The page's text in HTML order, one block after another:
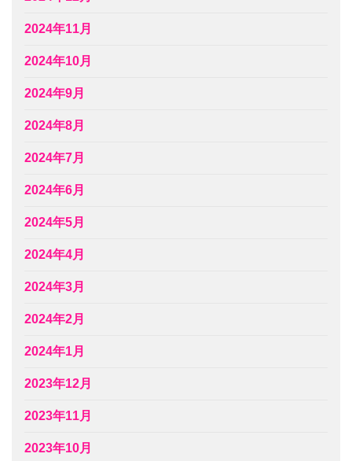
2024年11月
2024年10月
2024年9月
2024年8月
2024年7月
2024年6月
2024年5月
2024年4月
2024年3月
2024年2月
2024年1月
2023年12月
2023年11月
2023年10月